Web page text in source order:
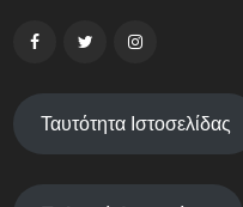
Ταυτότητα Ιστοσελίδας